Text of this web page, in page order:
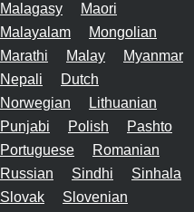
Malagasy
Maori
Malayalam
Mongolian
Marathi
Malay
Myanmar
Nepali
Dutch
Norwegian
Lithuanian
Punjabi
Polish
Pashto
Portuguese
Romanian
Russian
Sindhi
Sinhala
Slovak
Slovenian